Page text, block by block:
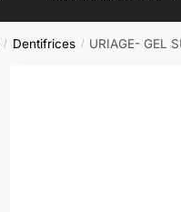
/ Dentifrices / URIAGE- GEL